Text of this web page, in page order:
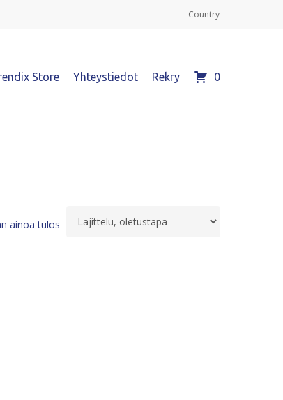
Country
Store Yhteystiedot Rekry 0
ainoa tulos